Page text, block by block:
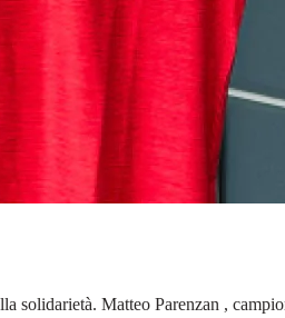
solidarietà. Matteo Parenzan ,